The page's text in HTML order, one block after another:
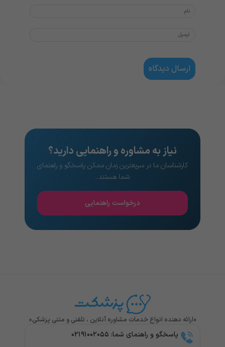
نیاز به مشاوره و راهنمایی دارید؟
کارشناسان ما در سریعترین زمان ممکن پاسخگو و راهنمای
شما هستند..
درخواست راهنمایی
«ارائه دهنده انواع خدمات مشاوره آنلاین ، تلفنی و متنی پزشکی»
پاسخگو و راهنمای شما: ۰۲۱۹۱۰۰۲۰۵۵